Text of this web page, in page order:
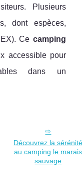
Plusieurs
dont espèces,
Ce camping
accessible pour
dans un
Découvrez la
au camping le marais
sauvage